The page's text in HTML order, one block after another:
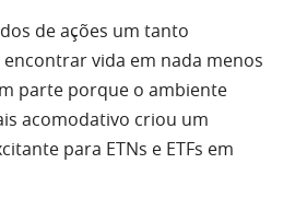
de ações um tanto
vida em nada menos
parte porque o ambiente
acomodativo criou um
para ETNs e ETFs em